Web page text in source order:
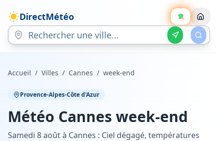
DirectMétéo
Accueil / Villes / Cannes / week-end
Provence-Alpes-Côte d'Azur
Météo Cannes week-end
Samedi 8 août à Cannes : Ciel dégagé, températures